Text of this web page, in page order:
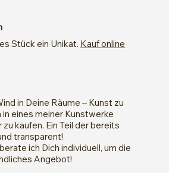
Stück ein Unikat. Kauf online
in Deine Räume – Kunst zu
eines meiner Kunstwerke
kaufen. Ein Teil der bereits
transparent!
ich Dich individuell, um die
Angebot!